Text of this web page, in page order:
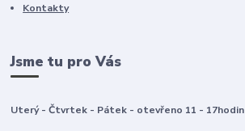
Kontakty
Jsme tu pro Vás
Uterý - Čtvrtek - Pátek - otevřeno 11 - 17hodin